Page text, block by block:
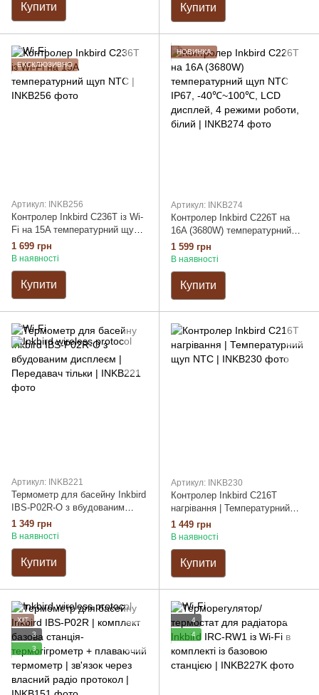
Купити Купити
ЕКСКЛЮЗИВНО
Артикул: INKB256
Контролер Inkbird C236T із Wi-
Fi на 15A температурний щуп
NTC
1 699 грн
В наявності
Купити
НОВИНКА
Артикул: INKB274
Контролер Inkbird C226T на
16A (3680W) температурний
щуп NTC IP67, -40℃~100℃,
LCD дисплей, 4 режими
1 599 грн
В наявності
Купити
Артикул: INKB221
Термометр для басейну Inkbird
IBS-P02R-O з вбудованим
дисплеєм | Передавач тільки
1 349 грн
В наявності
Купити
Артикул: INKB230
Контролер Inkbird C216T
нагрівання | Температурний
щуп NTC
1 449 грн
В наявності
Купити
ХІТ
3
3
4
4